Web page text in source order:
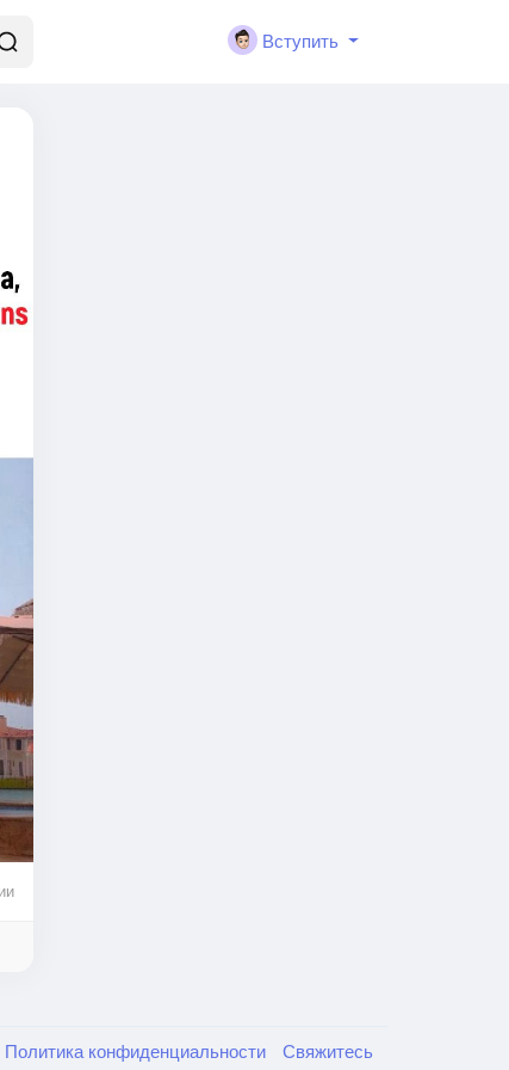
Вступить
Политика конфиденциальности
Свяжитесь